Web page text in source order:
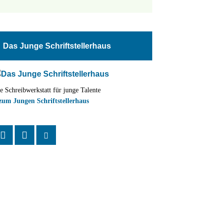
Das Junge Schriftstellerhaus
Schreibwerkstatt für junge Talente
Jungen Schriftstellerhaus